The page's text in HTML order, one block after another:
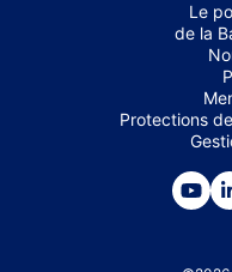
Le
de la
Protections